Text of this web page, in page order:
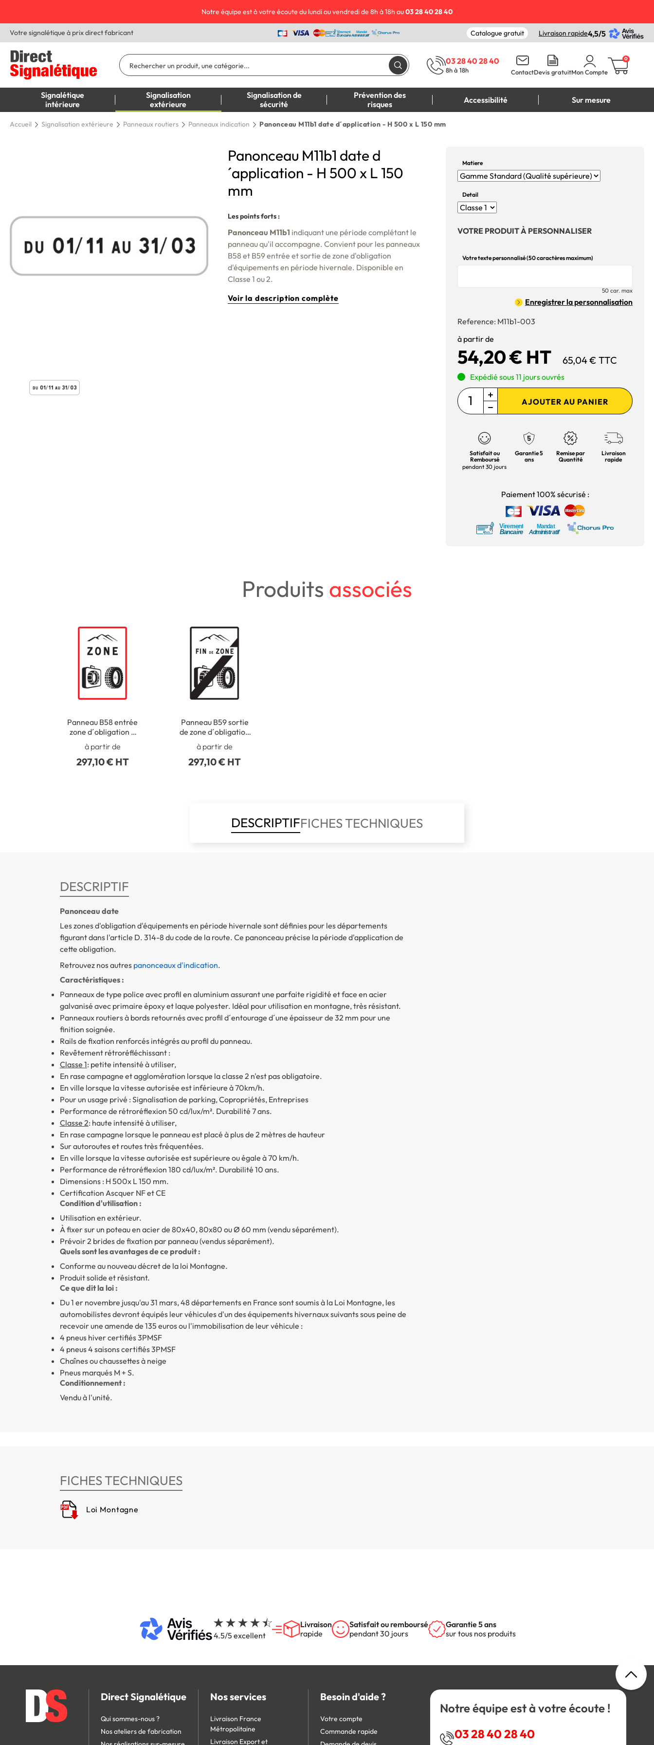
Notre équipe est à votre écoute du lundi au vendredi de 8h à 18h au03 28 40 28 40
Votre signalétique à prix direct fabricant Catalogue gratuit Livraison rapide4,5/5
03 28 40 28 40
8h à 18h ContactDevis gratuitMon Compte
0
Signalétique
intérieure
Signalisation
extérieure
Signalisation de
sécurité
Prévention des
risques
Accessibilité Sur mesure
Accueil Signalisation extérieure Panneaux routiers Panneaux indication Panonceau M11b1 date d´application - H 500 x L 150 mm
Panonceau M11b1 date d
´application - H 500 x L 150
mm
Les points forts :
Panonceau M11b1 indiquant une période complétant le
panneau qu'il accompagne. Convient pour les panneaux
B58 et B59 entrée et sortie de zone d'obligation
d'équipements en période hivernale. Disponible en
Classe 1 ou 2.
Voir la description complète
Matiere
Detail
VOTRE PRODUIT À PERSONNALISER
Votre texte personnalisé (50 caractères maximum)
50 car. max
Enregistrer la personnalisation
Reference: M11b1-003
à partir de
54,20 € HT 65,04 € TTC
Expédié sous 11 jours ouvrés
AJOUTER AU PANIER
Satisfait ou
Remboursé
pendant 30 jours
Garantie 5
ans
Remise par
Quantité
Livraison
rapide
Paiement 100% sécurisé :
Produits associés
Panneau B58 entrée
zone d´obligation d
´équipements en
période hivernale
à partir de
297,10 € HT
Panneau B59 sortie
de zone d´obligation
d´équipements en
période hivernale
à partir de
297,10 € HT
DESCRIPTIFFICHES TECHNIQUES
DESCRIPTIF
Panonceau date
Les zones d'obligation d'équipements en période hivernale sont définies pour les départements
figurant dans l'article D. 314-8 du code de la route. Ce panonceau précise la période d'application de
cette obligation.
Retrouvez nos autres panonceaux d'indication.
Caractéristiques :
Panneaux de type police avec profil en aluminium assurant une parfaite rigidité et face en acier
galvanisé avec primaire époxy et laque polyester. Idéal pour utilisation en montagne, très résistant.
Panneaux routiers à bords retournés avec profil d´entourage d´une épaisseur de 32 mm pour une
finition soignée.
Rails de fixation renforcés intégrés au profil du panneau.
Revêtement rétroréfléchissant :
Classe 1: petite intensité à utiliser,
En rase campagne et agglomération lorsque la classe 2 n'est pas obligatoire.
En ville lorsque la vitesse autorisée est inférieure à 70km/h.
Pour un usage privé : Signalisation de parking, Copropriétés, Entreprises
Performance de rétroréflexion 50 cd/lux/m². Durabilité 7 ans.
Classe 2: haute intensité à utiliser,
En rase campagne lorsque le panneau est placé à plus de 2 mètres de hauteur
Sur autoroutes et routes très fréquentées.
En ville lorsque la vitesse autorisée est supérieure ou égale à 70 km/h.
Performance de rétroréflexion 180 cd/lux/m². Durabilité 10 ans.
Dimensions : H 500x L 150 mm.
Certification Ascquer NF et CE
Condition d'utilisation :
Utilisation en extérieur.
À fixer sur un poteau en acier de 80x40, 80x80 ou Ø 60 mm (vendu séparément).
Prévoir 2 brides de fixation par panneau (vendus séparément).
Quels sont les avantages de ce produit :
Conforme au nouveau décret de la loi Montagne.
Produit solide et résistant.
Ce que dit la loi :
Du 1 er novembre jusqu'au 31 mars, 48 départements en France sont soumis à la Loi Montagne, les
automobilistes devront équipés leur véhicules d'un des équipements hivernaux suivants sous peine de
recevoir une amende de 135 euros ou l'immobilisation de leur véhicule :
4 pneus hiver certifiés 3PMSF
4 pneus 4 saisons certifiés 3PMSF
Chaînes ou chaussettes à neige
Pneus marqués M + S.
Conditionnement :
Vendu à l'unité.
FICHES TECHNIQUES
Loi Montagne
4.5/5 excellent
Livraison
rapide
Satisfait ou remboursé
pendant 30 jours
Garantie 5 ans
sur tous nos produits
Direct Signalétique
Qui sommes-nous ?
Nos ateliers de fabrication
Nos services
Livraison France
Métropolitaine
Livraison Export et
Besoin d'aide ?
Votre compte
Commande rapide
Notre équipe est à votre écoute !
03 28 40 28 40